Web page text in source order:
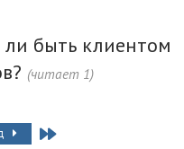
быть клиентом
(читает 1)
Last